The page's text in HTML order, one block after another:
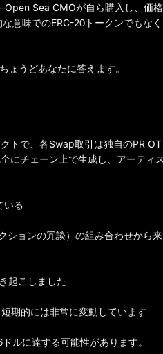
Sea CMOが自ら購入し、価
意味でのERC-20トークンでもなく
ょうどあなたに答えます。
トで、各Swap取引は独自のPR OT
にチェーン上で生成し、アーティ
いる
ションの冗談）の組み合わせから
起こしました
期的には非常に変動しています
ルに達する可能性があります。